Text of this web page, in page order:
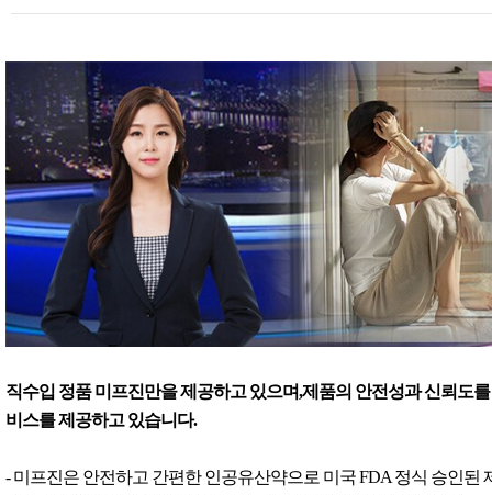
직수입 정품 미프진만을 제공하고 있으며,제품의 안전성과 신뢰도
비스를 제공하고 있습니다.
- 미프진은 안전하고 간편한 인공유산약으로 미국 FDA 정식 승인된